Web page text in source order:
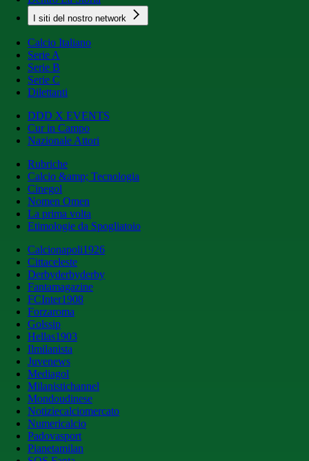
I siti del nostro network
Calcio Italiano
Serie A
Serie B
Serie C
Dilettanti
DDD X EVENTS
Cur in Campo
Nazionale Attori
Rubriche
Calcio &amp; Tecnologia
Cinegol
Nomen Omen
La prima volta
Etimologie da Spogliatoio
Calcionapoli1926
Cittaceleste
Derbyderbyderby
Fantamagazine
FCInter1908
Forzaroma
Golssip
Hellas1903
Ilmilanista
Juvenews
Mediagol
Milanistichannel
Mondoudinese
Notiziecalciomercato
Numericalcio
Padovasport
Pianetamilan